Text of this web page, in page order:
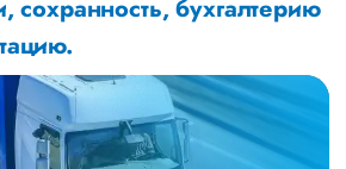
сохранность, бухгалтерию